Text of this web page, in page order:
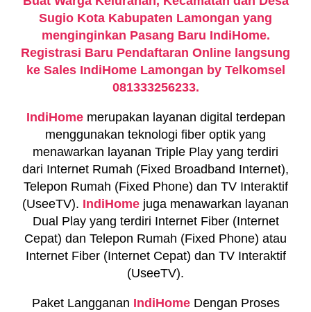
Sugio Kota Kabupaten Lamongan yang
menginginkan Pasang Baru IndiHome.
Registrasi Baru Pendaftaran Online langsung
ke Sales IndiHome Lamongan by Telkomsel
081333256233.
IndiHomemerupakan layanan digital terdepan
menggunakan teknologi fiber optik yang
menawarkan layanan Triple Play yang terdiri
dari Internet Rumah (Fixed Broadband Internet),
Telepon Rumah (Fixed Phone) dan TV Interaktif
(UseeTV). IndiHome juga menawarkan layanan
Dual Play yang terdiri Internet Fiber (Internet
Cepat) dan Telepon Rumah (Fixed Phone) atau
Internet Fiber (Internet Cepat) dan TV Interaktif
(UseeTV).
Paket Langganan IndiHomeDengan Proses